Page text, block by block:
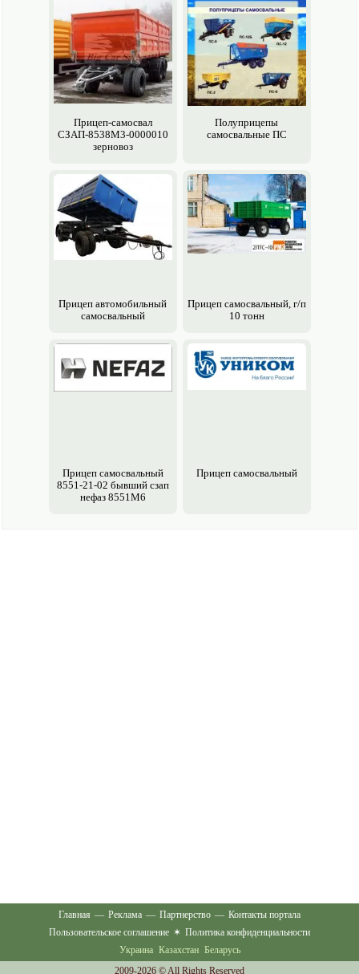
Прицеп-самосвал
СЗАП-8538М3-0000010
зерно­воз
Полуприцепы
самосвальные ПС
Прицеп авто­мобильный
самосвальный
Прицеп самосвальный, г/п
10 тонн
Прицеп самосвальный
8551-21-02 бывший сзап
нефаз 8551М6
Прицеп самосвальный
Главная — Реклама — Партнерство — Контакты портала
Пользовательское соглашение ✶ Политика конфиденциальности
Украина Казахстан Беларусь
2009-2026 © All Rights Reserved